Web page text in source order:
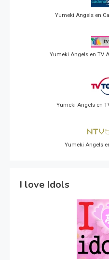
Yumeki Angels en
Yumeki Angels en TV
Yumeki Angels en
Yumeki Angels
I love Idols